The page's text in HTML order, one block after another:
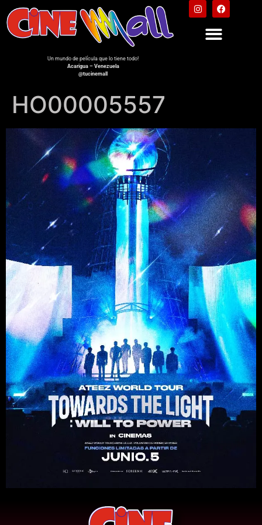
Un mundo de película que lo tiene todo!
Acarigua – Venezuela
@tucinemall
HO00005557